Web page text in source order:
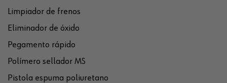
Limpiador de frenos
Eliminador de óxido
Pegamento rápido
Polímero sellador MS
Pistola espuma poliuretano